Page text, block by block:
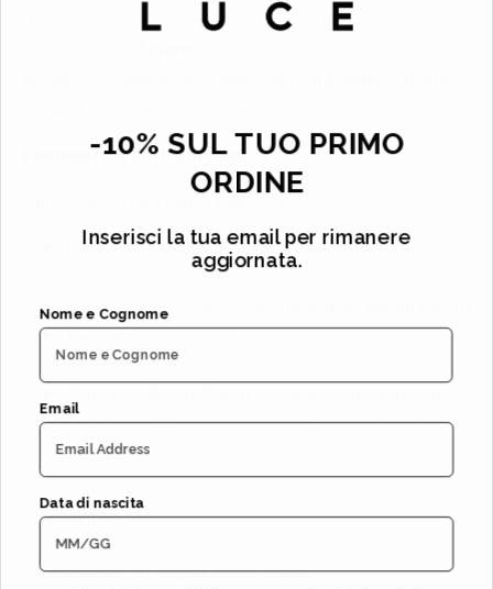
Una volta ricevuto e verificato il reso, provvederemo al
Esenzioni dal diritto di recesso
Il diritto di recesso non si applica a:
Beni confezionati sigillati non adatti alla restituzione
per motivi igienici, aperti dopo la consegna
Beni realizzati su misura o chiaramente personalizzati
Beni che rischiano di deteriorarsi o scadere
rapidamente
se l'esecuzione è iniziata con il consenso esplicito del
consumatore
Disegno S.r.l.
Via Pascoli 31, 37010 Affi (VR), Italia
-10% SUL TUO PRIMO
ORDINE
Inserisci la tua email per rimanere
aggiornata.
Nome e Cognome
Email
Data di nascita